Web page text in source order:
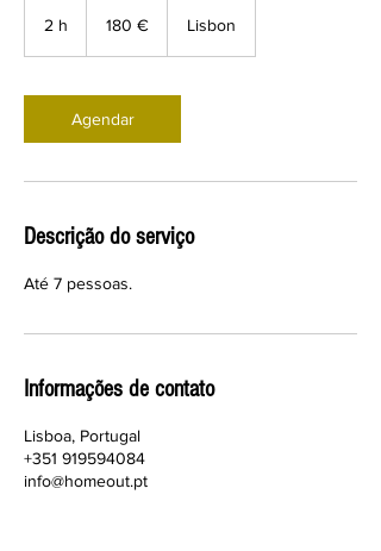
2 h 180 € Lisbon
Agendar
Descrição do serviço
Até 7 pessoas.
Informações de contato
Lisboa, Portugal
+351 919594084
info@homeout.pt